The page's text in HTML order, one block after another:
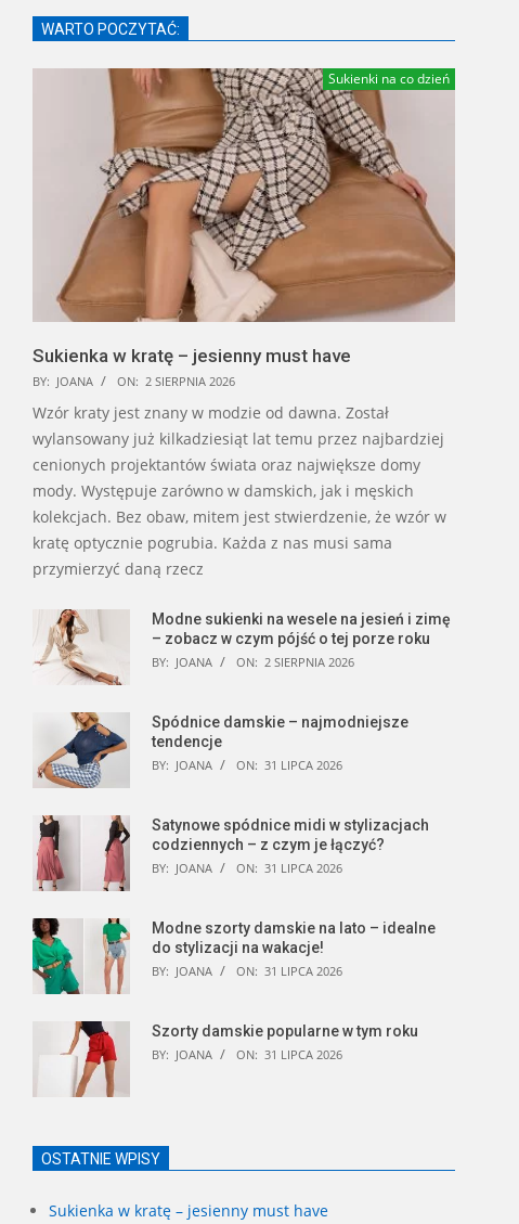
WARTO POCZYTAĆ:
Sukienki na co dzień
Sukienka w kratę – jesienny must have
BY: JOANA ON: 2 SIERPNIA 2026
Wzór kraty jest znany w modzie od dawna. Został
wylansowany już kilkadziesiąt lat temu przez najbardziej
cenionych projektantów świata oraz największe domy
mody. Występuje zarówno w damskich, jak i męskich
kolekcjach. Bez obaw, mitem jest stwierdzenie, że wzór w
kratę optycznie pogrubia. Każda z nas musi sama
przymierzyć daną rzecz
Modne sukienki na wesele na jesień i zimę
– zobacz w czym pójść o tej porze roku
BY: JOANA ON: 2 SIERPNIA 2026
Spódnice damskie – najmodniejsze
tendencje
BY: JOANA ON: 31 LIPCA 2026
Satynowe spódnice midi w stylizacjach
codziennych – z czym je łączyć?
BY: JOANA ON: 31 LIPCA 2026
Modne szorty damskie na lato – idealne
do stylizacji na wakacje!
BY: JOANA ON: 31 LIPCA 2026
Szorty damskie popularne w tym roku
BY: JOANA ON: 31 LIPCA 2026
OSTATNIE WPISY
Sukienka w kratę – jesienny must have